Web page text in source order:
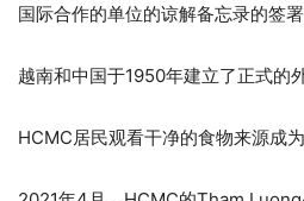
国际合作的单位的谅解备忘录的签署
越南和中国于1950年建立了正式的
HCMC居民观看干净的食物来源成